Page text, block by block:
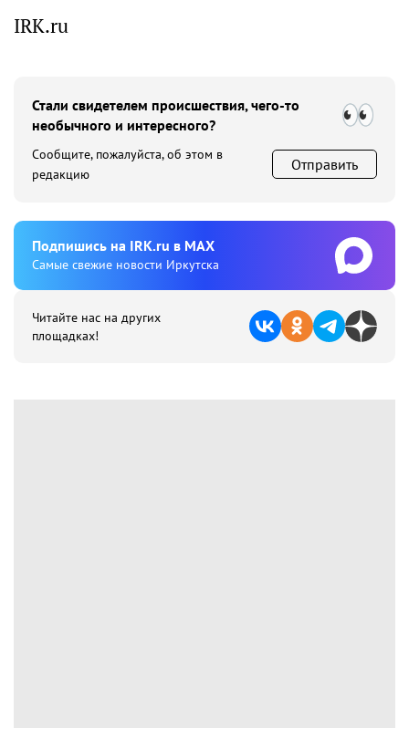
IRK.ru
Стали свидетелем происшествия, чего-то
необычного и интересного?
Сообщите, пожалуйста, об этом в
редакцию
Отправить
Подпишиcь на IRK.ru в MAX
Cамые свежие новости Иркутска
Читайте нас на других
площадках!